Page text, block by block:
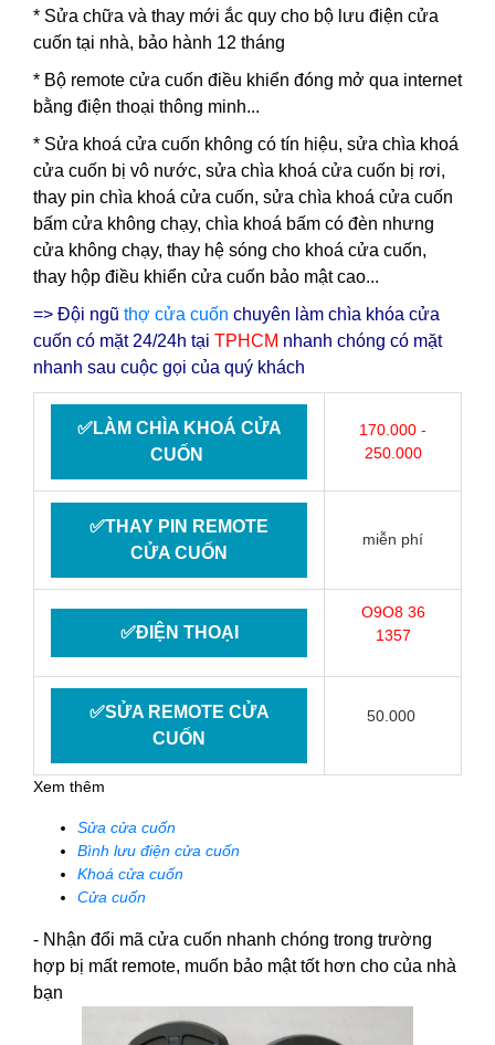
* Sửa chữa và thay mới ắc quy cho bộ lưu điện cửa
cuốn tại nhà, bảo hành 12 tháng
* Bộ remote cửa cuốn điều khiển đóng mở qua internet
bằng điện thoại thông minh...
* Sửa khoá cửa cuốn không có tín hiệu, sửa chìa khoá
cửa cuốn bị vô nước, sửa chìa khoá cửa cuốn bị rơi,
thay pin chìa khoá cửa cuốn, sửa chìa khoá cửa cuốn
bấm cửa không chạy, chìa khoá bấm có đèn nhưng
cửa không chạy, thay hệ sóng cho khoá cửa cuốn,
thay hộp điều khiển cửa cuốn bảo mật cao...
=> Đội ngũ thợ cửa cuốn chuyên làm chìa khóa cửa
cuốn có mặt 24/24h tại TPHCM nhanh chóng có mặt
nhanh sau cuộc gọi của quý khách
✅LÀM CHÌA KHOÁ CỬA
CUỐN
170.000 -
250.000
✅THAY PIN REMOTE
CỬA CUỐN
miễn phí
✅ĐIỆN THOẠI
O9O8 36
1357
✅SỬA REMOTE CỬA
CUỐN
50.000
Xem thêm
Sửa cửa cuốn
Bình lưu điện cửa cuốn
Khoá cửa cuốn
Cửa cuốn
- Nhận đổi mã cửa cuốn nhanh chóng trong trường
hợp bị mất remote, muốn bảo mật tốt hơn cho của nhà
bạn